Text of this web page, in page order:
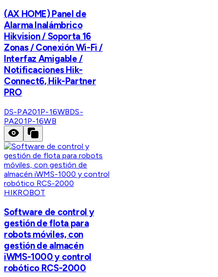
(AX HOME) Panel de
Alarma Inalámbrico
Hikvision / Soporta 16
Zonas / Conexión Wi-Fi /
Interfaz Amigable /
Notificaciones Hik-
Connect6, Hik-Partner
PRO
DS-PA201P-16WBDS-
PA201P-16WB
HIKROBOT
Software de control y
gestión de flota para
robots móviles, con
gestión de almacén
iWMS-1000 y control
robótico RCS-2000